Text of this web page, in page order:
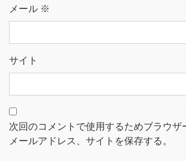
メール ※
サイト
次回のコメントで使用するためブラウザ
メールアドレス、サイトを保存する。